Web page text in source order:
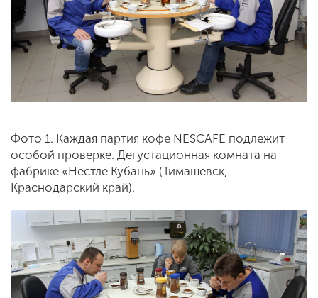
Фото 1. Каждая партия кофе NESCAFE подлежит
особой проверке. Дегустационная комната на
фабрике «Нестле Кубань» (Тимашевск,
Краснодарский край).